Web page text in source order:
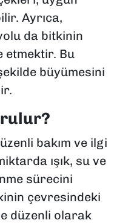
Ayrıca,
da bitkinin
etmektir. Bu
büyümesini
bakım ve ilgi
ışık, su ve
sürecini
çevresindeki
düzenli olarak